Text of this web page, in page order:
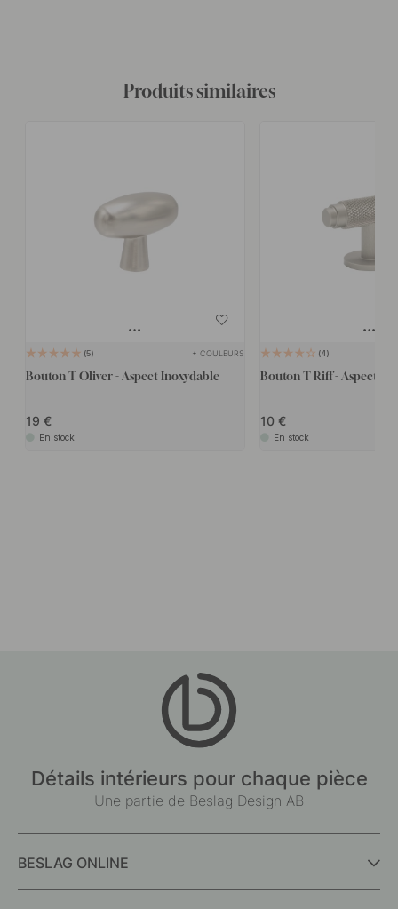
Produits similaires
5 + COULEURS
Bouton T Oliver - Aspect Inoxydable
19
En stock
4
Bouton T Riff - Aspect
10
En stock
Détails intérieurs pour chaque pièce
Une partie de Beslag Design AB
BESLAG ONLINE